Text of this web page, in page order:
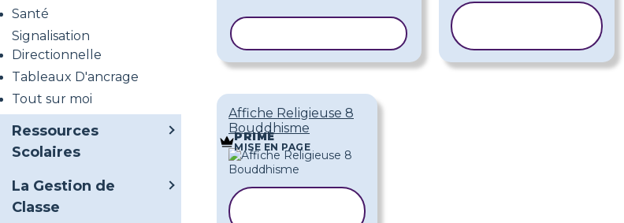
Santé
Signalisation
Directionnelle
Tableaux D'ancrage
Tout sur moi
Ressources
Scolaires
La Gestion de
Classe
Affiche Religieuse 8
Bouddhisme
PRIME
MISE EN PAGE